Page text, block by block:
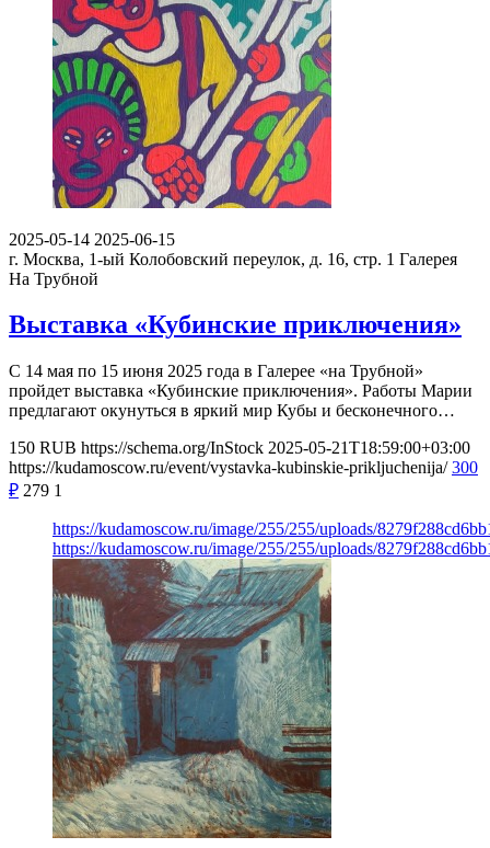
2025-05-14 2025-06-15
г. Москва, 1-ый Колобовский переулок, д. 16, стр. 1 Галерея
На Трубной
Выставка «Кубинские приключения»
С 14 мая по 15 июня 2025 года в Галерее «на Трубной»
пройдет выставка «Кубинские приключения». Работы Марии
предлагают окунуться в яркий мир Кубы и бесконечного…
150 RUB https://schema.org/InStock 2025-05-21T18:59:00+03:00
https://kudamoscow.ru/event/vystavka-kubinskie-prikljuchenija/ 300
₽ 279 1
https://kudamoscow.ru/image/255/255/uploads/
https://kudamoscow.ru/image/255/255/uploads/